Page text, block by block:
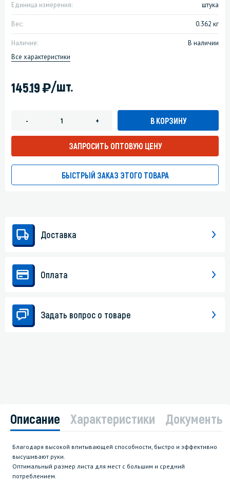
Единица измерения: штука
Вес: 0.362 кг
Наличие:
В наличии
Все характеристики
145.19)/шт.
- + В КОРЗИНУ
ЗАПРОСИТЬ ОПТОВУЮ ЦЕНУ
БЫСТРЫЙ ЗАКАЗ ЭТОГО ТОВАРА
Доставка
Оплата
Задать вопрос о товаре
Описание Характеристики Документы
Благодаря высокой впитывающей способности, быстро и эффективно
высушивают руки.
Оптимальный размер листа для мест с большим и средний
потреблением.